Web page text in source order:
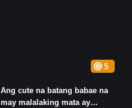
5
Ang cute na batang babae na
may malalaking mata ay